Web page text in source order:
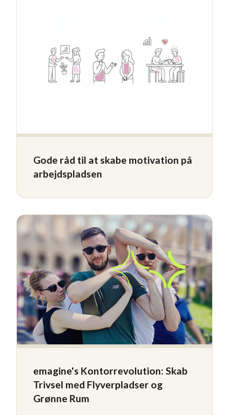
Gode råd til at skabe motivation på
arbejdspladsen
emagine's Kontorrevolution: Skab
Trivsel med Flyverpladser og
Grønne Rum